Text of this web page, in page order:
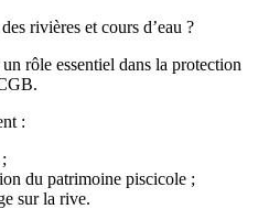
rivières et cours d’eau ?
rôle essentiel dans la protection
:
du patrimoine piscicole ;
sur la rive.